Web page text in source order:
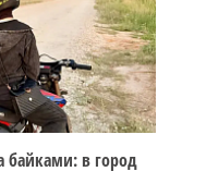
байками: в город